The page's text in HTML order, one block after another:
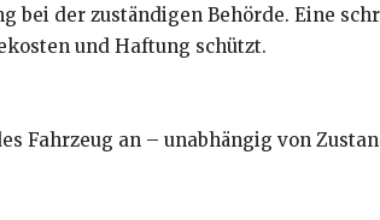
der zuständigen Behörde. Eine
und Haftung schützt.
Fahrzeug an – unabhängig von